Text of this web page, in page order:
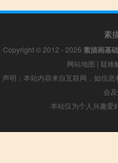
素
Copyright © 2012 - 2026 素描画基
网站地图 | 疑难
声明：本站内容来自互联网，如信
会
本站仅为个人兴趣爱